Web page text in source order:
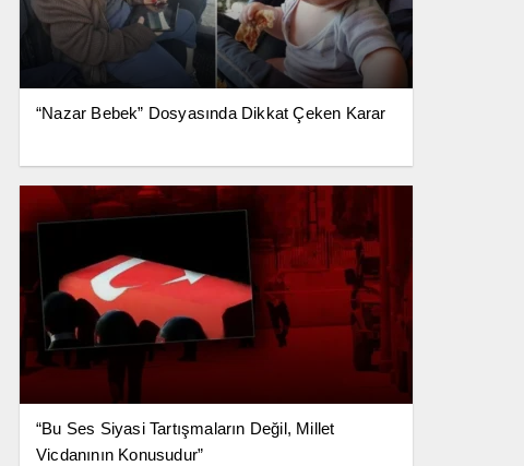
“Nazar Bebek” Dosyasında Dikkat Çeken Karar
“Bu Ses Siyasi Tartışmaların Değil, Millet
Vicdanının Konusudur”